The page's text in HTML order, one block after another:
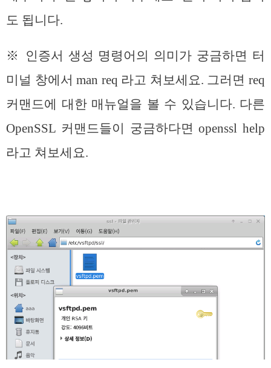
도 됩니다.
※ 인증서 생성 명령어의 의미가 궁금하면 터
미널 창에서 man req 라고 쳐보세요. 그러면 req
커맨드에 대한 매뉴얼을 볼 수 있습니다. 다른
OpenSSL 커맨드들이 궁금하다면 openssl help
라고 쳐보세요.